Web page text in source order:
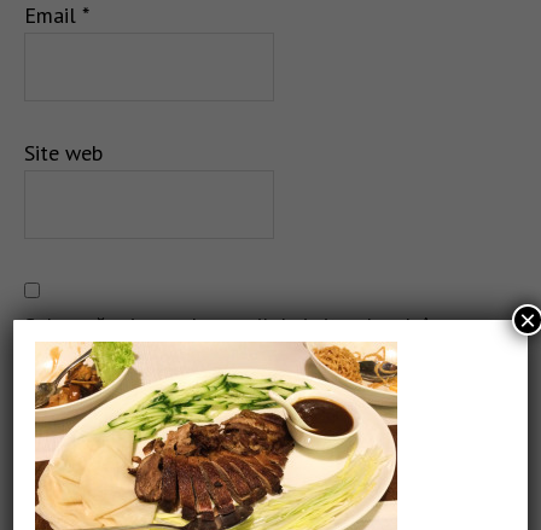
Email *
Site web
Salvează-mi numele, emailul și site-ul web în acest
navigator pentru data viitoare când o să comentez.
×